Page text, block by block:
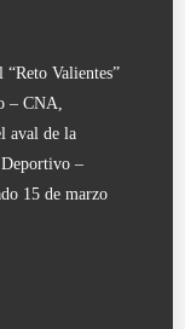
Valientes”
– CNA,
aval de la
–
15 de marzo